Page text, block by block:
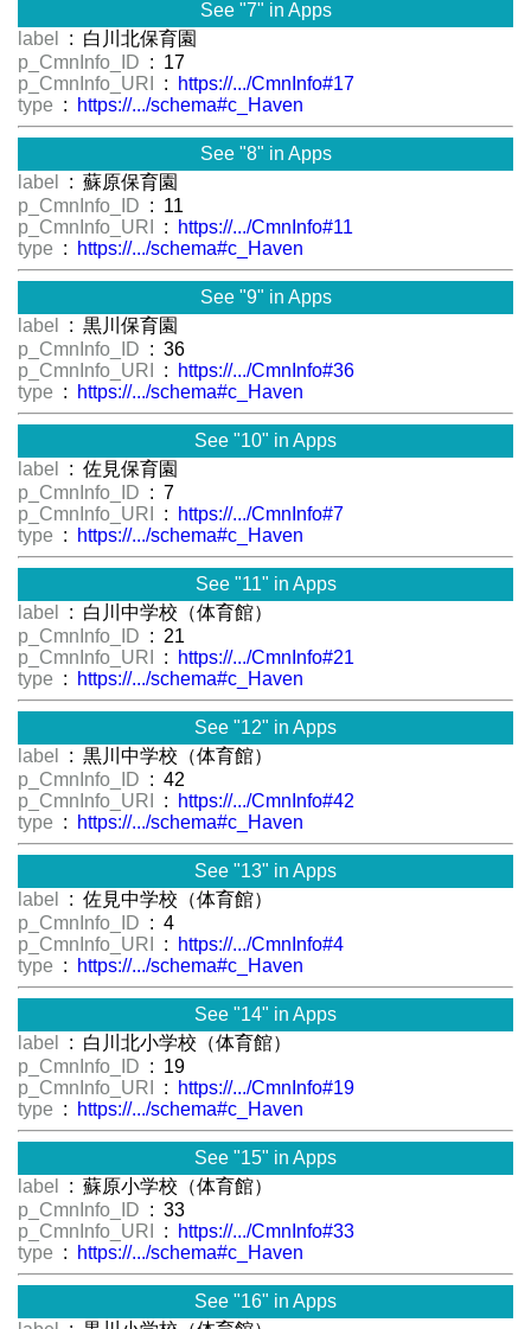
See "7" in Apps
label
: 白川北保育園
p_CmnInfo_ID : 17
p_CmnInfo_URI
:
https://.../CmnInfo#17
type : https://.../schema#c_Haven
See "8" in Apps
label
: 蘇原保育園
p_CmnInfo_ID : 11
p_CmnInfo_URI
:
https://.../CmnInfo#11
type : https://.../schema#c_Haven
See "9" in Apps
label
: 黒川保育園
p_CmnInfo_ID : 36
p_CmnInfo_URI
:
https://.../CmnInfo#36
type : https://.../schema#c_Haven
See "10" in Apps
label
: 佐見保育園
p_CmnInfo_ID : 7
p_CmnInfo_URI
:
https://.../CmnInfo#7
type : https://.../schema#c_Haven
See "11" in Apps
label
: 白川中学校（体育館）
p_CmnInfo_ID : 21
p_CmnInfo_URI
:
https://.../CmnInfo#21
type : https://.../schema#c_Haven
See "12" in Apps
label
: 黒川中学校（体育館）
p_CmnInfo_ID : 42
p_CmnInfo_URI
:
https://.../CmnInfo#42
type : https://.../schema#c_Haven
See "13" in Apps
label
: 佐見中学校（体育館）
p_CmnInfo_ID : 4
p_CmnInfo_URI
:
https://.../CmnInfo#4
type : https://.../schema#c_Haven
See "14" in Apps
label
: 白川北小学校（体育館）
p_CmnInfo_ID : 19
p_CmnInfo_URI
:
https://.../CmnInfo#19
type : https://.../schema#c_Haven
See "15" in Apps
label
: 蘇原小学校（体育館）
p_CmnInfo_ID : 33
p_CmnInfo_URI
:
https://.../CmnInfo#33
type : https://.../schema#c_Haven
See "16" in Apps